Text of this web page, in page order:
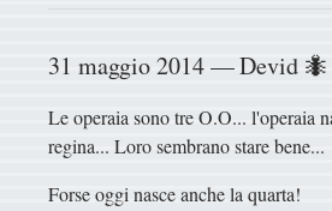
31 maggio 2014 — Devid 🐜
Le operaia sono tre O.O... l'operaia
regina... Loro sembrano stare bene...
Forse oggi nasce anche la quarta!